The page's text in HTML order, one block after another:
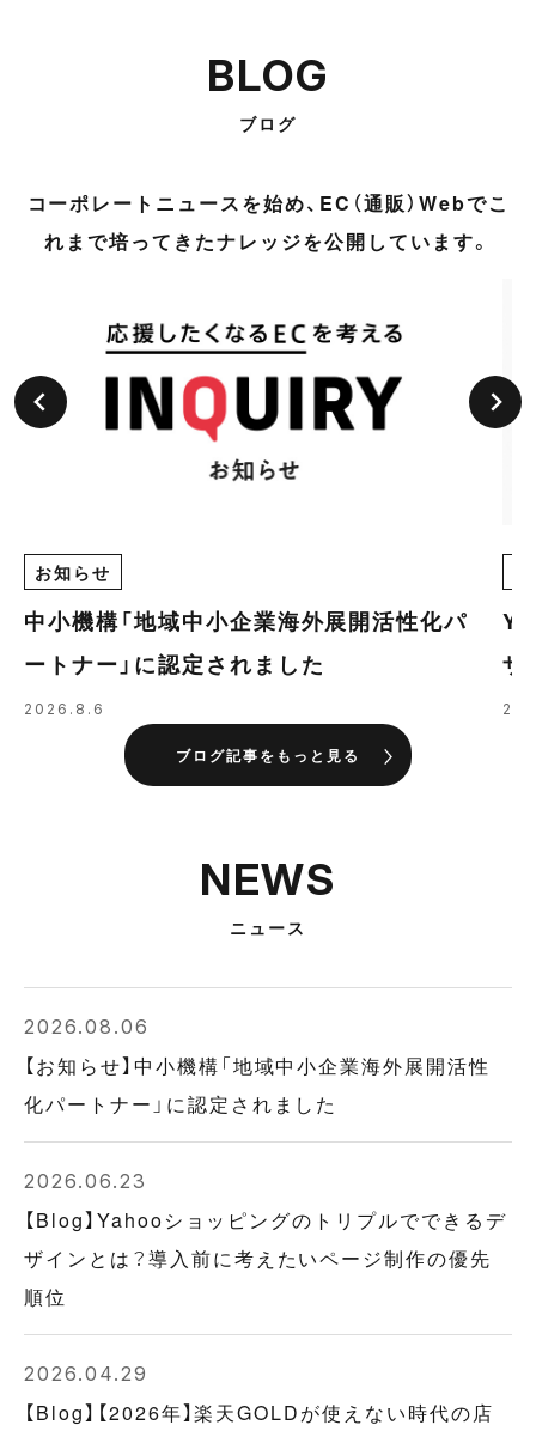
BLOG
ブログ
コーポレートニュースを始め、EC（通販）Webでこ
れまで培ってきたナレッジを公開しています。
お知らせ
中小機構「地域中小企業海外展開活性化パ
ートナー」に認定されました
2026.8.6
ザ
の
ブログ記事をもっと見る
NEWS
ニュース
2026.08.06
【お知らせ】中小機構「地域中小企業海外展開活性
化パートナー」に認定されました
2026.06.23
【Blog】Yahooショッピングのトリプルでできるデ
ザインとは？導入前に考えたいページ制作の優先
順位
2026.04.29
【Blog】【2026年】楽天GOLDが使えない時代の店